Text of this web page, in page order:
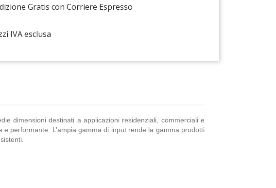
Gratis con Corriere Espresso
IVA esclusa
dimensioni destinati a applicazioni residenziali, commerciali e
performante. L’ampia gamma di input rende la gamma prodotti